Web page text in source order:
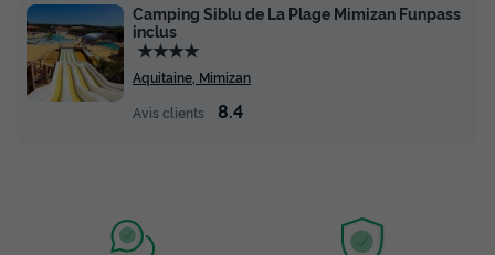
Camping Siblu de La Plage Mimizan Funpass
inclus
★★★★
Aquitaine, Mimizan
Avis clients
8.4